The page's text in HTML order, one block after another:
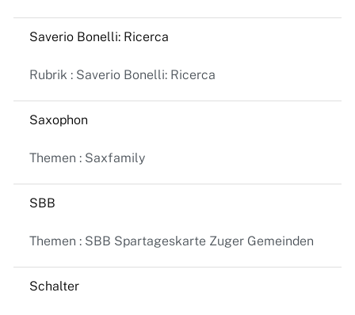
Saverio Bonelli: Ricerca
Rubrik : Saverio Bonelli: Ricerca
Saxophon
Themen : Saxfamily
SBB
Themen : SBB Spartageskarte Zuger Gemeinden
Schalter